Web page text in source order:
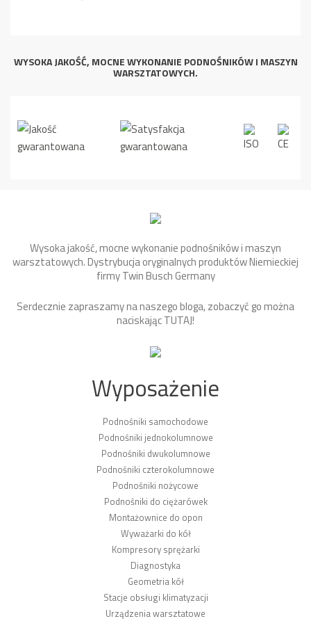
WYSOKA JAKOŚĆ, MOCNE WYKONANIE PODNOŚNIKÓW I MASZYN
WARSZTATOWYCH.
Wysoka jakość, mocne wykonanie podnośników i maszyn
warsztatowych. Dystrybucja oryginalnych produktów Niemieckiej
firmy Twin Busch Germany
Serdecznie zapraszamy na naszego bloga, zobaczyć go można
naciskającTUTAJ!
Wyposażenie
Podnośniki samochodowe
Podnośniki jednokolumnowe
Podnośniki dwukolumnowe
Podnośniki czterokolumnowe
Podnośniki nożycowe
Podnośniki do ciężarówek
Montażownice do opon
Wyważarki do kół
Kompresory sprężarki
Diagnostyka
Geometria kół
Stacje obsługi klimatyzacji
Urządzenia warsztatowe